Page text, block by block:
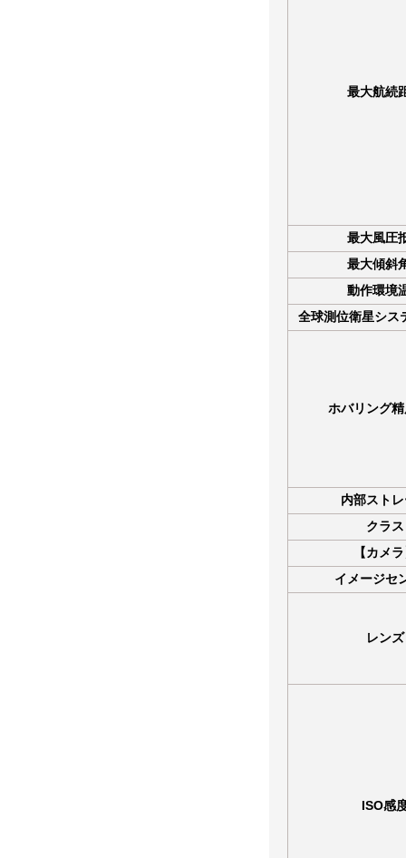
最大航続
最大風圧
最大傾斜
動作環境
全球測位衛星シス
ホバリング
内部スト
クラス
【カメ
イメージセ
レンズ
ISO感